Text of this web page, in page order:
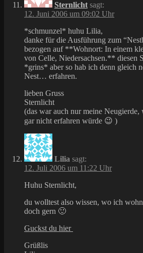
Sternlicht sagt:
12. Juni 2006 um 09:02 Uhr
*schmunzel* huhu Lilia,
danke für die Ausführung zum
bezogen auf **Wohnort: In einem
von Celle, Niedersachsen.** diesen
*grins* aber so hab ich denn gleich
Nest… erfahren.
lieben Gruss
Sternlicht
(das war auch nur meine Neugierde,
gar nicht erfahren würde 😉 )
Lilia sagt:
12. Juli 2006 um 11:22 Uhr
Huhu Sternlicht,
du wolltest also wissen, wo ich
doch gern 🙂
Guckst du hier
Grüßlis